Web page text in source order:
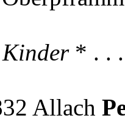
* . .
Allach